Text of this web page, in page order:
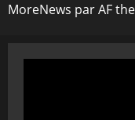
MoreNews par AF